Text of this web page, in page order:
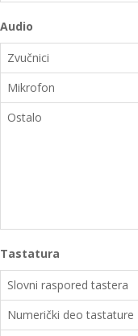
Audio
Zvučnici
Mikrofon
Ostalo
Tastatura
Slovni raspored tastera
Numerički deo tastature